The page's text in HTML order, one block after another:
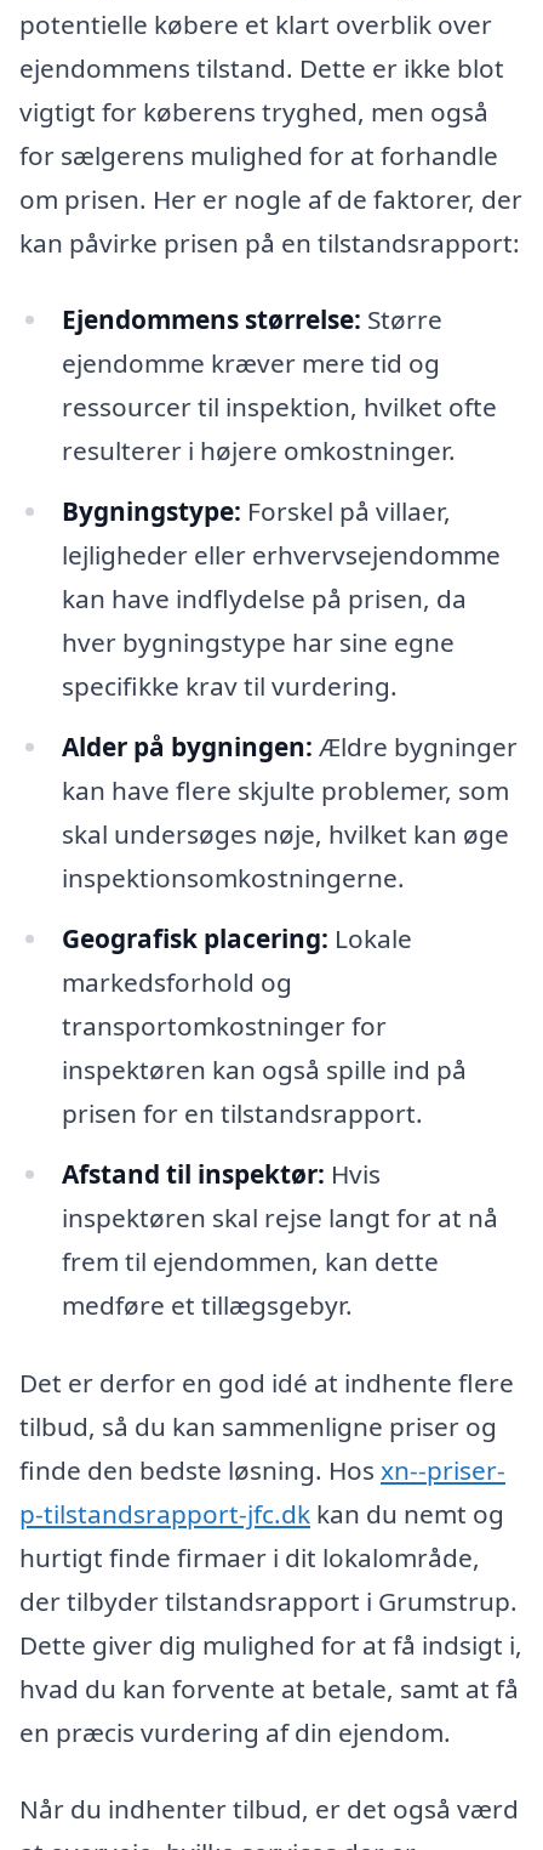
potentielle købere et klart overblik over
ejendommens tilstand. Dette er ikke blot
vigtigt for køberens tryghed, men også
for sælgerens mulighed for at forhandle
om prisen. Her er nogle af de faktorer, der
kan påvirke prisen på en tilstandsrapport:
Ejendommens størrelse: Større
ejendomme kræver mere tid og
ressourcer til inspektion, hvilket ofte
resulterer i højere omkostninger.
Bygningstype: Forskel på villaer,
lejligheder eller erhvervsejendomme
kan have indflydelse på prisen, da
hver bygningstype har sine egne
specifikke krav til vurdering.
Alder på bygningen: Ældre bygninger
kan have flere skjulte problemer, som
skal undersøges nøje, hvilket kan øge
inspektionsomkostningerne.
Geografisk placering: Lokale
markedsforhold og
transportomkostninger for
inspektøren kan også spille ind på
prisen for en tilstandsrapport.
Afstand til inspektør: Hvis
inspektøren skal rejse langt for at nå
frem til ejendommen, kan dette
medføre et tillægsgebyr.
Det er derfor en god idé at indhente flere
tilbud, så du kan sammenligne priser og
finde den bedste løsning. Hos xn--priser-
p-tilstandsrapport-jfc.dk kan du nemt og
hurtigt finde firmaer i dit lokalområde,
der tilbyder tilstandsrapport i Grumstrup.
Dette giver dig mulighed for at få indsigt i,
hvad du kan forvente at betale, samt at få
en præcis vurdering af din ejendom.
Når du indhenter tilbud, er det også værd